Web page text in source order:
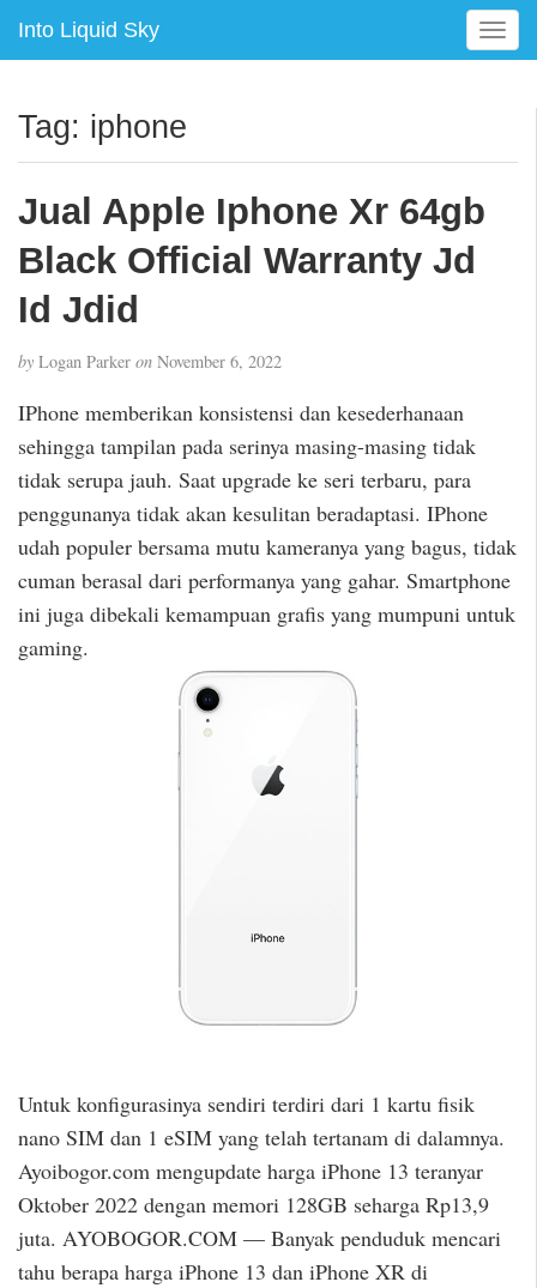
Into Liquid Sky
T
o
e
Tag: iphone
Jual Apple Iphone Xr 64gb
Black Official Warranty Jd
Id Jdid
by Logan Parker on November 6, 2022
IPhone memberikan konsistensi dan kesederhanaan
sehingga tampilan pada serinya masing-masing tidak
tidak serupa jauh. Saat upgrade ke seri terbaru, para
penggunanya tidak akan kesulitan beradaptasi. IPhone
udah populer bersama mutu kameranya yang bagus, tidak
cuman berasal dari performanya yang gahar. Smartphone
ini juga dibekali kemampuan grafis yang mumpuni untuk
gaming.
Untuk konfigurasinya sendiri terdiri dari 1 kartu fisik
nano SIM dan 1 eSIM yang telah tertanam di dalamnya.
Ayoibogor.com mengupdate harga iPhone 13 teranyar
Oktober 2022 dengan memori 128GB seharga Rp13,9
juta. AYOBOGOR.COM — Banyak penduduk mencari
tahu berapa harga iPhone 13 dan iPhone XR di